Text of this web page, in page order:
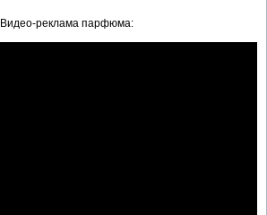
Видео-реклама парфюма: